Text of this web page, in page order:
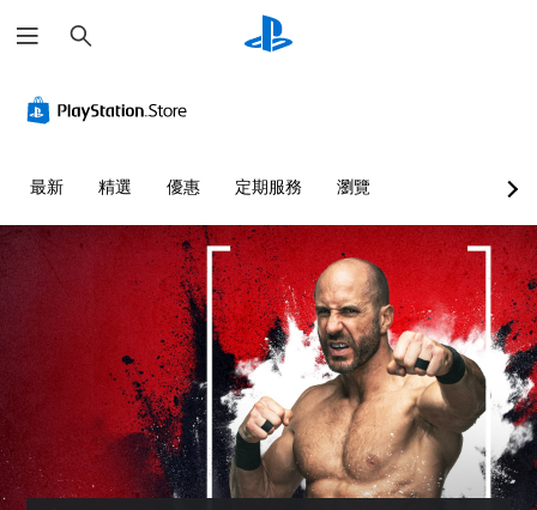
尋
最新 精選 優惠 定期服務 瀏覽